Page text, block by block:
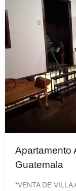
Apartamento
Guatemala
*VENTA DE